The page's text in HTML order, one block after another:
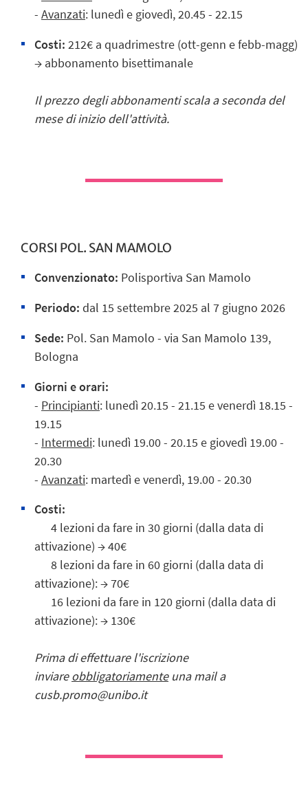
- Avanzati: lunedì e giovedì, 20.45 - 22.15
Costi: 212€ a quadrimestre (ott-genn e febb-magg)
→ abbonamento bisettimanale
Il prezzo degli abbonamenti scala a seconda del
mese di inizio dell'attività.
CORSI POL. SAN MAMOLO
Convenzionato: Polisportiva San Mamolo
Periodo: dal 15 settembre 2025 al 7 giugno 2026
Sede: Pol. San Mamolo - via San Mamolo 139,
Bologna
Giorni e orari:
- Principianti: lunedì 20.15 - 21.15 e venerdì 18.15 -
19.15
- Intermedi: lunedì 19.00 - 20.15 e giovedì 19.00 -
20.30
- Avanzati: martedì e venerdì, 19.00 - 20.30
Costi:
4 lezioni da fare in 30 giorni (dalla data di
attivazione) → 40€
8 lezioni da fare in 60 giorni (dalla data di
attivazione): → 70€
16 lezioni da fare in 120 giorni (dalla data di
attivazione): → 130€
Prima di effettuare l'iscrizione
inviareobbligatoriamente una mail a
cusb.promo@unibo.it